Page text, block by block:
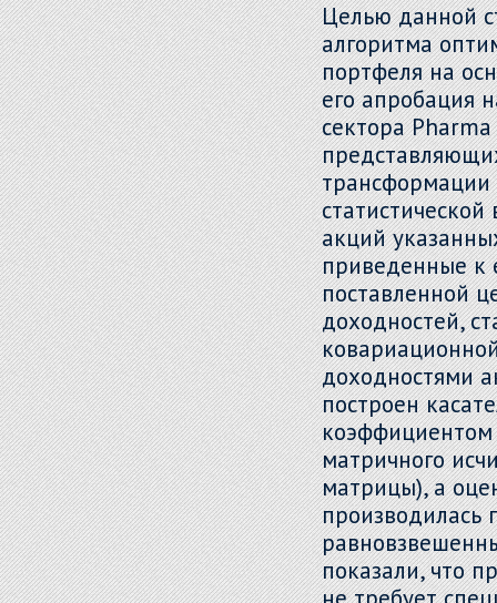
Целью данной
алгоритма
портфеля на
его апробация
сектора
трансформации
акций
приведенные к
поставленной
доходностей,
доходностями
построен
коэффициентом
матричного
матрицы), а
производилась
показали, что